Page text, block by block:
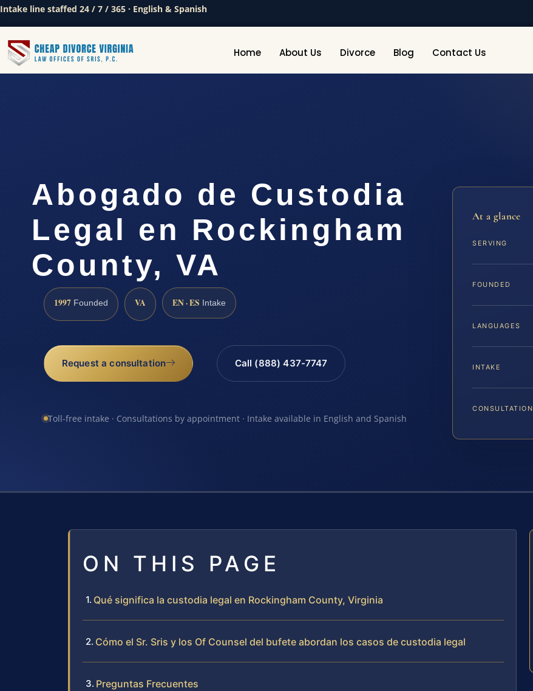
Intake line staffed 24 / 7 / 365 · English & Spanish
Home About Us Divorce Blog Contact Us
Abogado de Custodia
Legal en Rockingham
County, VA
1997 Founded VA EN · ES Intake
Request a consultation Call (888) 437-7747
Toll-free intake · Consultations by appointment · Intake available in English and Spanish
At a glance
SERVING
FOUNDED
LANGUAGES
INTAKE
CONSULTATION
ON THIS PAGE
Qué significa la custodia legal en Rockingham County, Virginia
Cómo el Sr. Sris y los Of Counsel del bufete abordan los casos de custodia legal
Preguntas Frecuentes